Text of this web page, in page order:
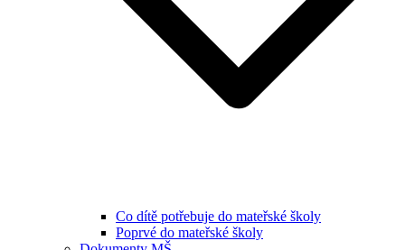
Co dítě potřebuje do mateřské školy
Poprvé do mateřské školy